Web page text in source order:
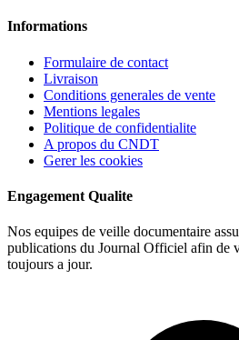
Informations
Formulaire de contact
Livraison
Conditions generales de vente
Mentions legales
Politique de confidentialite
A propos du CNDT
Gerer les cookies
Engagement Qualite
Nos equipes de veille documentaire
publications du Journal Officiel afin de
toujours a jour.